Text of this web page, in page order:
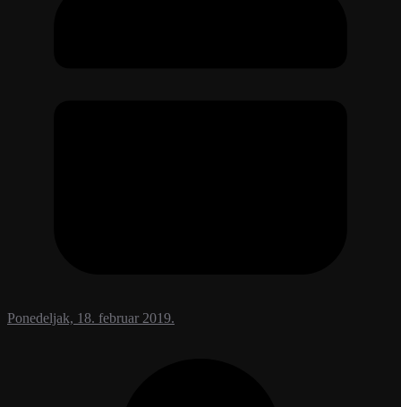
Ponedeljak, 18. februar 2019.